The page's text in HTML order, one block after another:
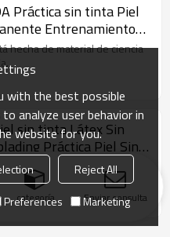
Práctica sin tinta Piel
Entrenamiento
Látex con forma de
hecha de material de ciencia
sin tinta Látex Sin
Práctica Piel Sin
de entrenamiento de
para la piel para
hecha de material
avanzado.
categoría Enviar consulta
with the best possible
analyze user behavior in
website for you.
Reject All
Preferences Marketing